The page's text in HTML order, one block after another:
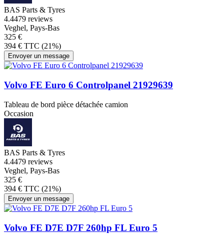
BAS Parts & Tyres
4.4479 reviews
Veghel, Pays-Bas
325 €
394 € TTC (21%)
Envoyer un message
Volvo FE Euro 6 Controlpanel 21929639
Tableau de bord pièce détachée camion
Occasion
BAS Parts & Tyres
4.4479 reviews
Veghel, Pays-Bas
325 €
394 € TTC (21%)
Envoyer un message
Volvo FE D7E D7F 260hp FL Euro 5